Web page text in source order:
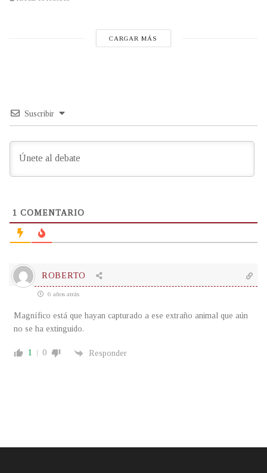
CARGAR MÁS
Suscribir
1 COMENTARIO
ROBERTO
6 años atrás
Magnífico está que hayan capturado a ese extraño animal que aún
no se ha extinguido.
1 0 Responder